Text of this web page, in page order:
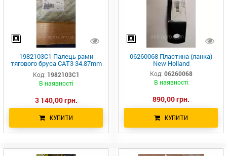
1982103C1 Палець рами
тягового бруса CAT3 34.87mm
x 140mm, MX, Mag 87773494
Код: 1982103C1
В наявності
3 140,00 грн.
КУПИТИ
06260068 Пластина (ланка)
New Holland
Код: 06260068
В наявності
890,00 грн.
КУПИТИ